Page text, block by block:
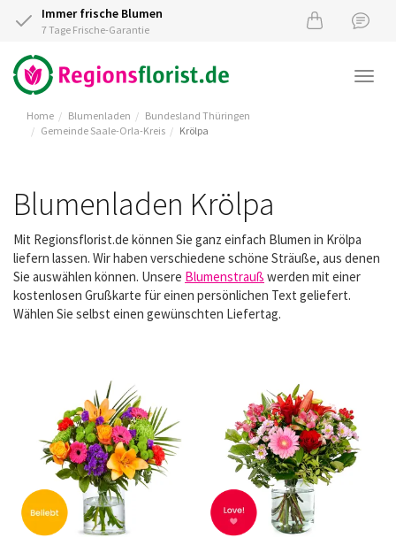
Immer frische Blumen
7 Tage Frische-Garantie
Home Blumenladen
Bundesland Thüringen
Gemeinde Saale-Orla-Kreis
Krölpa
Blumenladen Krölpa
Mit Regionsflorist.de können Sie ganz einfach Blumen in Krölpa
liefern lassen. Wir haben verschiedene schöne Sträuße, aus denen
Sie auswählen können. Unsere Blumenstrauß werden mit einer
kostenlosen Grußkarte für einen persönlichen Text geliefert.
Wählen Sie selbst einen gewünschten Liefertag.